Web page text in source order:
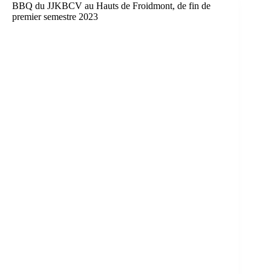
BBQ du JJKBCV au Hauts de Froidmont, de fin de
premier semestre 2023